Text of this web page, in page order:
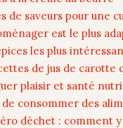
de saveurs pour une
est le plus
les plus
de jus de carotte
plaisir et santé
consommer des
déchet : comment